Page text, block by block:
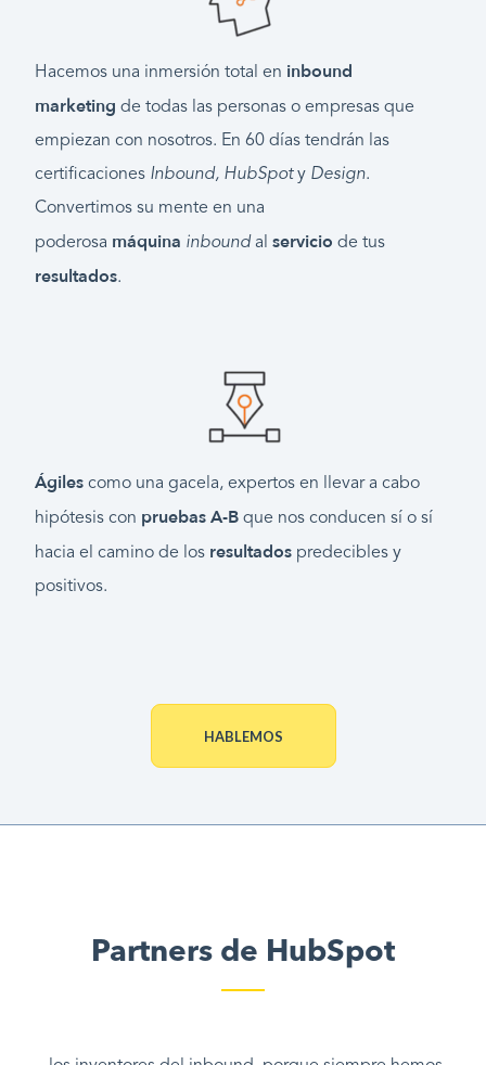
Hacemos una inmersión total en inbound
marketing de todas las personas o empresas que
empiezan con nosotros. En 60 días tendrán las
certificaciones Inbound, HubSpoty Design.
Convertimos su mente en una
poderosa máquina inbound al servicio de tus
resultados.
Ágiles como una gacela, expertos en llevar a cabo
hipótesis con pruebas A-B que nos conducen sí o sí
hacia el camino de los resultados predecibles y
positivos.
HABLEMOS
Partners de HubSpot